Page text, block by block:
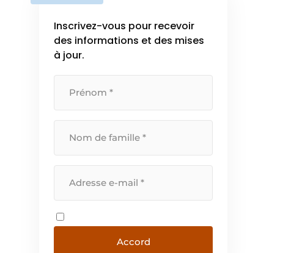
Inscrivez-vous pour recevoir
des informations et des mises
à jour.
Accord